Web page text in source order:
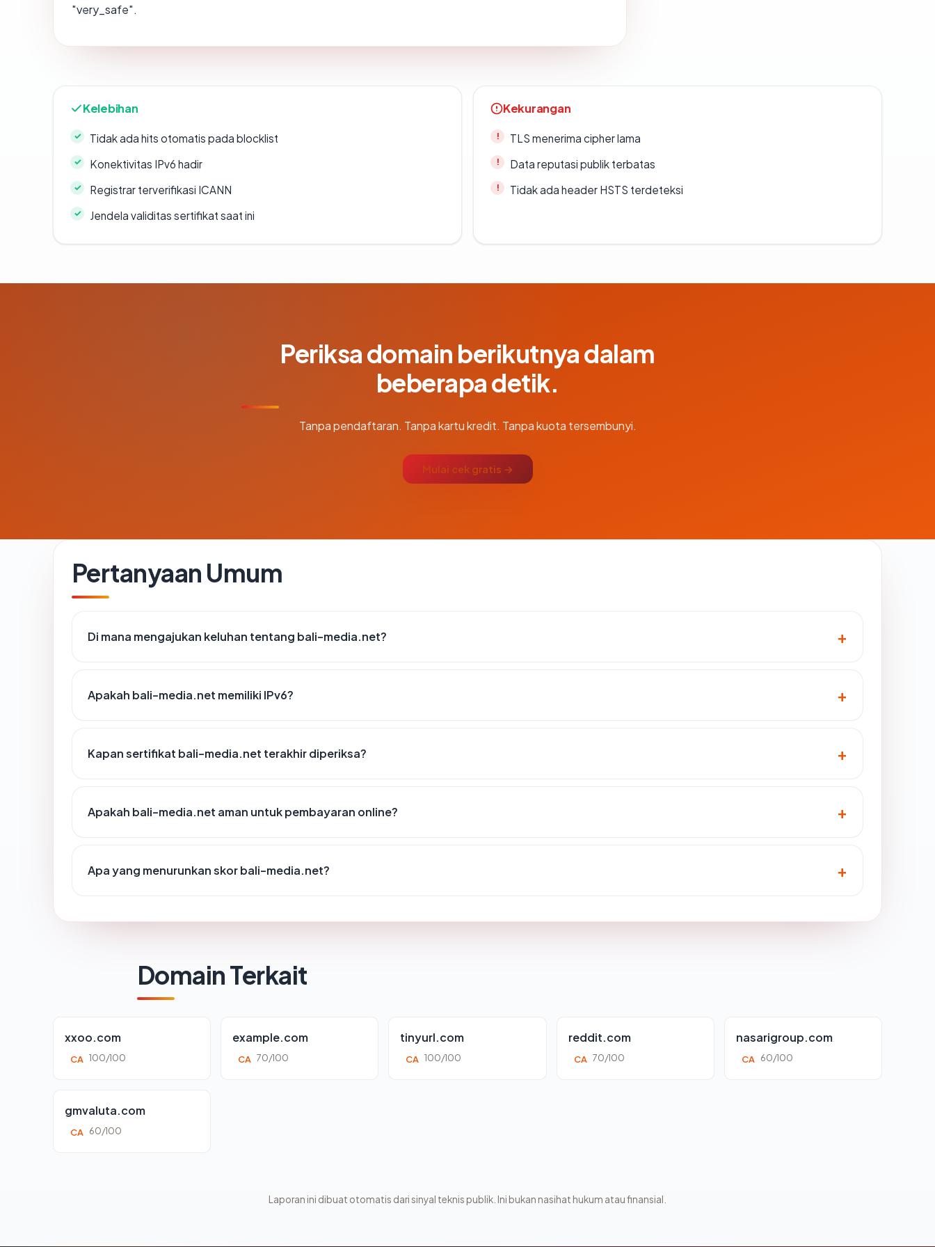
"very_safe".
Kelebihan
Tidak ada hits otomatis pada blocklist
Konektivitas IPv6 hadir
Registrar terverifikasi ICANN
Jendela validitas sertifikat saat ini
Kekurangan
TLS menerima cipher lama
Data reputasi publik terbatas
Tidak ada header HSTS terdeteksi
Periksa domain berikutnya dalam
beberapa detik.
Tanpa pendaftaran. Tanpa kartu kredit. Tanpa kuota tersembunyi.
Mulai cek gratis →
Pertanyaan Umum
Di mana mengajukan keluhan tentang bali-media.net?
Apakah bali-media.net memiliki IPv6?
Kapan sertifikat bali-media.net terakhir diperiksa?
Apakah bali-media.net aman untuk pembayaran online?
Apa yang menurunkan skor bali-media.net?
Domain Terkait
xxoo.com
CA 100/100
example.com
CA 70/100
tinyurl.com
CA 100/100
reddit.com
CA 70/100
nasarigroup.com
CA 60/100
gmvaluta.com
CA 60/100
Laporan ini dibuat otomatis dari sinyal teknis publik. Ini bukan nasihat hukum atau finansial.